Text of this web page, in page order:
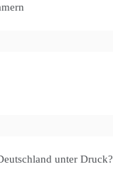
unter Druck?